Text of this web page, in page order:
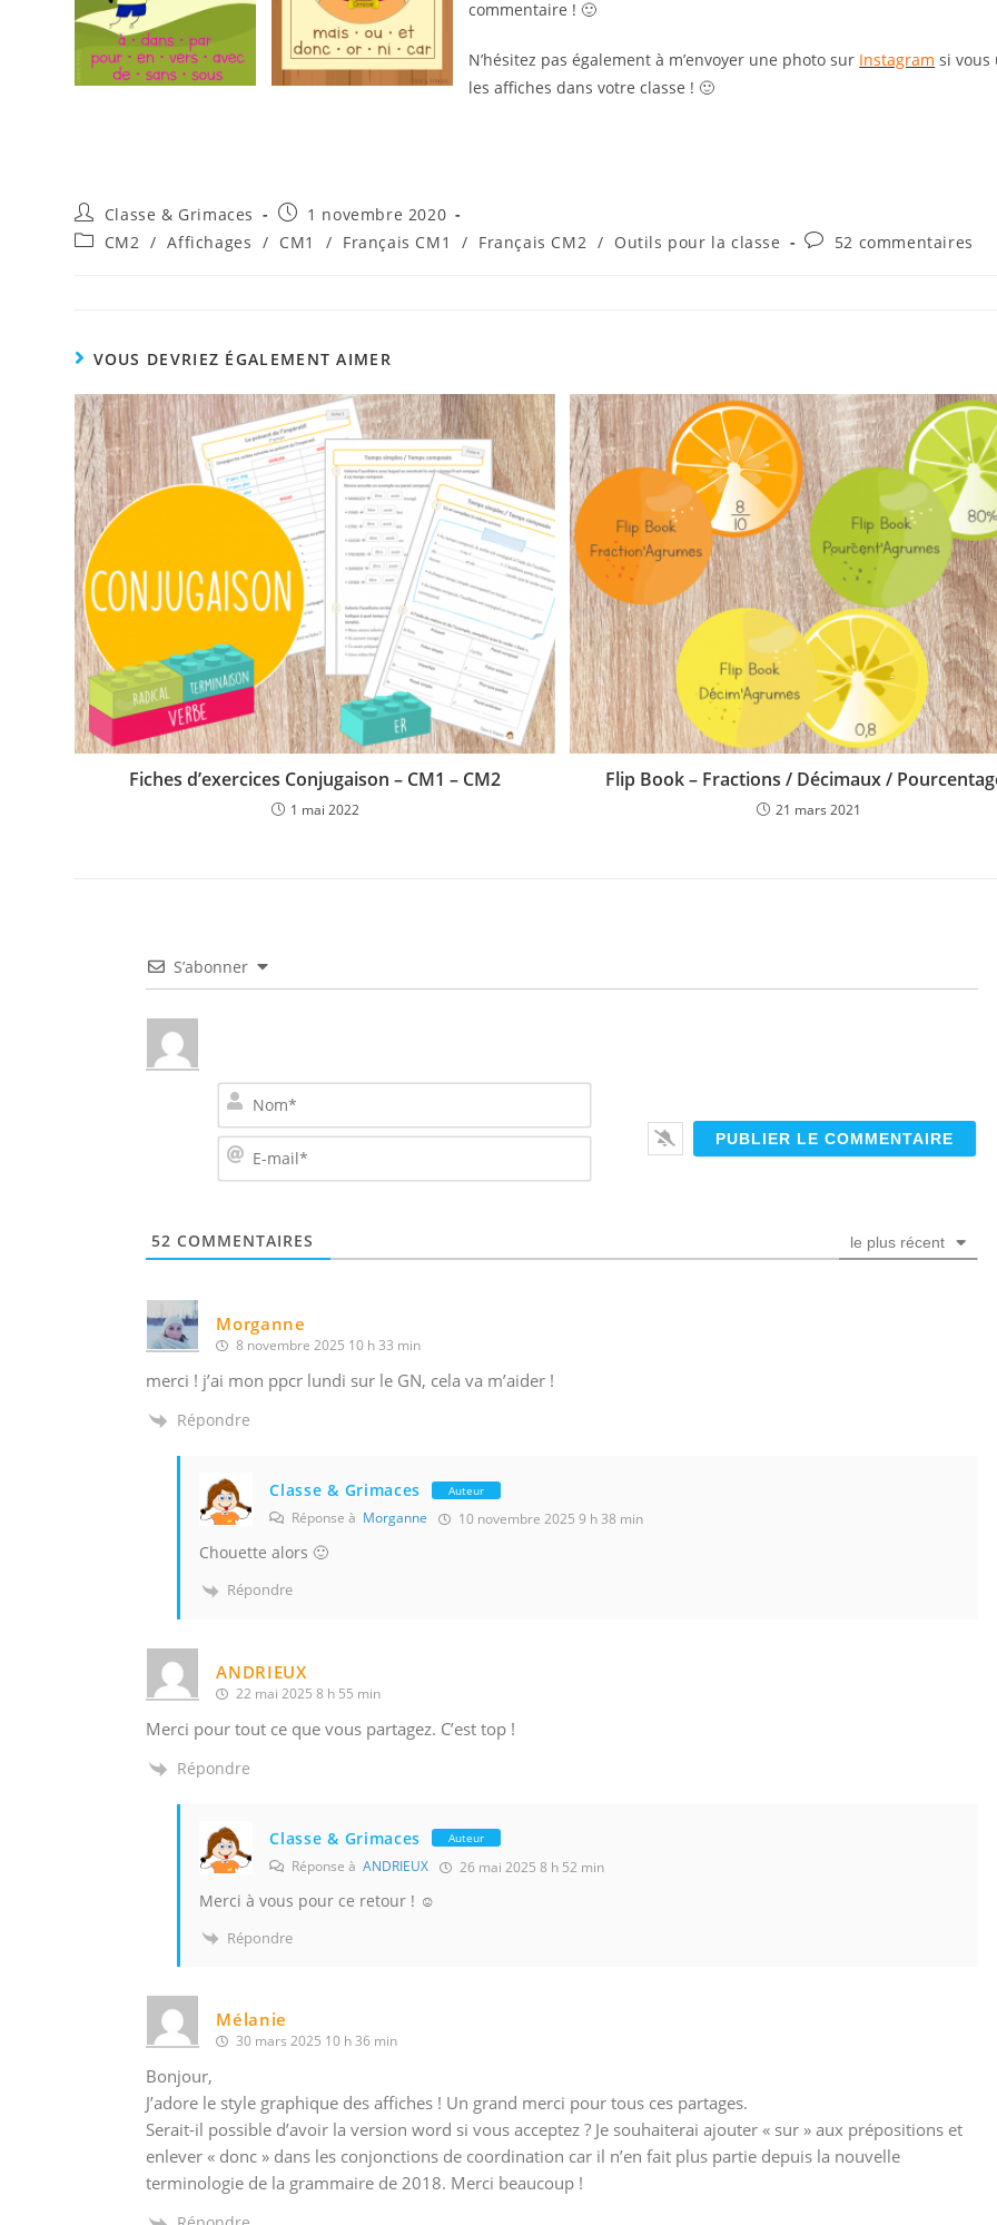
commentaire ! 🙂
N’hésitez pas également à m’envoyer une photo sur Instagram si vous
les affiches dans votre classe ! 🙂
Auteur/autrice
de
la
Classe & Grimaces
Publication
publiée :
1 novembre 2020
PostCM2 / Affichages / CM1 / Français CM1 / Français CM2 / Outils pour la classe
Commentaires
52 commentaires
VOUS DEVRIEZ ÉGALEMENT AIMER
Fiches d’exercices Conjugaison – CM1 – CM2
1 mai 2022
Flip Book – Fractions / Décimaux /
21 mars 2021
S’abonner
N
m
E
m
52 COMMENTAIRES le plus récent
Morganne
8 novembre 2025 10 h 33 min
merci ! j’ai mon ppcr lundi sur le GN, cela va m’aider !
Répondre
Classe & Grimaces Auteur
Réponse à Morganne 10 novembre 2025 9 h 38 min
Chouette alors 🙂
Répondre
ANDRIEUX
22 mai 2025 8 h 55 min
Merci pour tout ce que vous partagez. C’est top !
Répondre
Classe & Grimaces Auteur
Réponse àANDRIEUX 26 mai 2025 8 h 52 min
Merci à vous pour ce retour ! ☺️
Répondre
Mélanie
30 mars 2025 10 h 36 min
Bonjour,
J’adore le style graphique des affiches ! Un grand merci pour tous ces partages.
Serait-il possible d’avoir la version word si vous acceptez ? Je souhaiterai ajouter « sur » aux prépositions et
enlever « donc » dans les conjonctions de coordination car il n’en fait plus partie depuis la nouvelle
terminologie de la grammaire de 2018. Merci beaucoup !